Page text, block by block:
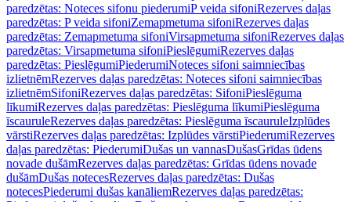
paredzētas: Noteces sifonu piederumiP veida sifoniRezerves daļas
paredzētas: P veida sifoniZemapmetuma sifoniRezerves daļas
paredzētas: Zemapmetuma sifoniVirsapmetuma sifoniRezerves daļas
paredzētas: Virsapmetuma sifoniPieslēgumiRezerves daļas
paredzētas: PieslēgumiPiederumiNoteces sifoni saimniecības
izlietnēmRezerves daļas paredzētas: Noteces sifoni saimniecības
izlietnēmSifoniRezerves daļas paredzētas: SifoniPieslēguma
līkumiRezerves daļas paredzētas: Pieslēguma līkumiPieslēguma
īscauruleRezerves daļas paredzētas: Pieslēguma īscauruleIzplūdes
vārstiRezerves daļas paredzētas: Izplūdes vārstiPiederumiRezerves
daļas paredzētas: PiederumiDušas un vannasDušasGrīdas ūdens
novade dušāmRezerves daļas paredzētas: Grīdas ūdens novade
dušāmDušas notecesRezerves daļas paredzētas: Dušas
notecesPiederumi dušas kanāliemRezerves daļas paredzētas: